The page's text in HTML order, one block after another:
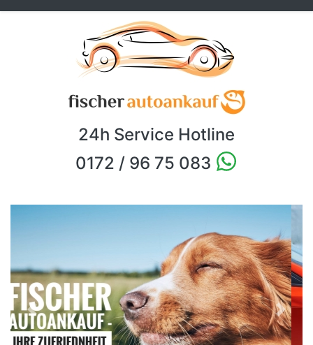
24h Service Hotline
0172 / 96 75 083
Previous Next